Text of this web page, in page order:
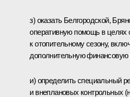
з) оказать Белгородской,
оперативную помощь в целях
к отопительному сезону,
дополнительную
и) определить специальный
и внеплановых контрольных